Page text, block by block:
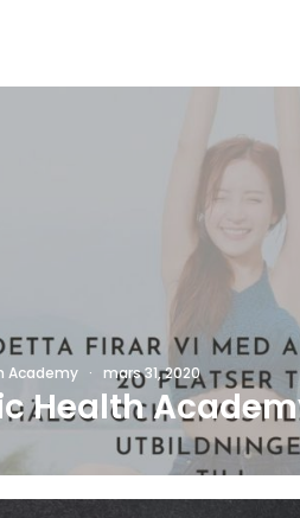
Academy · mars 31, 2020
Health